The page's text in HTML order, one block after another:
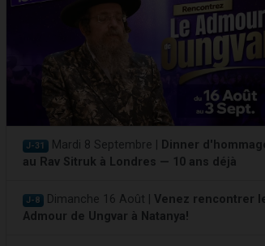
J-31 Mardi 8 Septembre |
Dinner
au Rav Sitruk à Londres — 10 ans déjà
J-8 Dimanche 16 Août | Venez rencontrer
Admour de Ungvar à Natanya!